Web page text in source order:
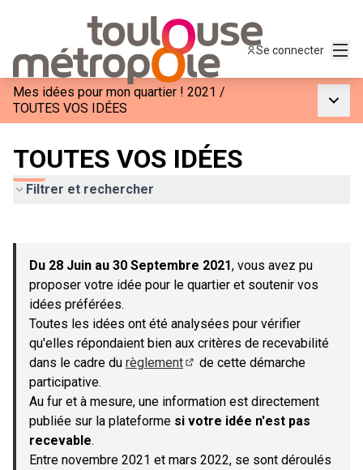
Se connecter
Mes idées pour mon quartier ! 2021 /
TOUTES VOS IDÉES
TOUTES VOS IDÉES
Filtrer et rechercher
−
Du 28 Juin au 30 Septembre 2021, vous avez pu
proposer votre idée pour le quartier et soutenir vos
idées préférées.
Toutes les idées ont été analysées pour vérifier
qu'elles répondaient bien aux critères de recevabilité
dans le cadre du règlement
de cette démarche
participative.
Au fur et à mesure, une information est directement
publiée sur la plateforme si votre idée n'est pas
recevable.
Entre novembre 2021 et mars 2022, se sont déroulés